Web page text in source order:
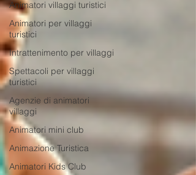
Animatori villaggi turistici
Animatori per villaggi
turistici
Intrattenimento per villaggi
Spettacoli per villaggi
turistici
Agenzie di animatori
villaggi
Animatori mini club
Animazione Turistica
Animatori Kids Club